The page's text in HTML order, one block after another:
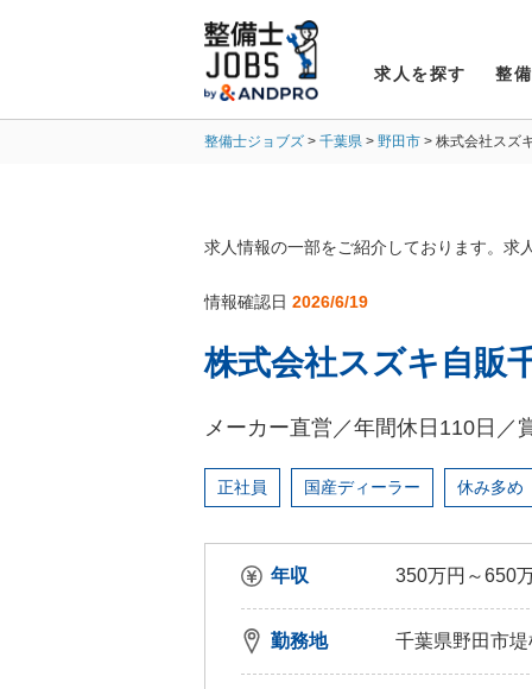
求人を探す 整
整備士ジョブズ 千葉県 野田市 株式会社スズ
求人情報の一部をご紹介しております。求
情報確認日 2026/6/19
株式会社スズキ自販
メーカー直営／年間休日110日／
正社員 国産ディーラー 休み多め
年収 350万円～650
勤務地 千葉県野田市